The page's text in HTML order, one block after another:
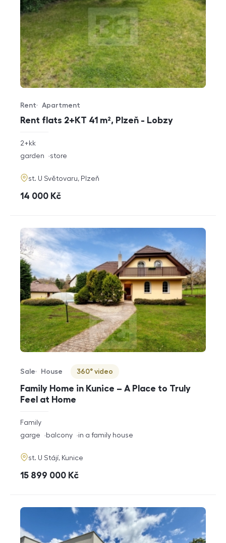
Rent flats 2+KT 41 m², Plzeň - Lobzy
Offer type
Rent
Property type
Apartment
rozměry
2+kk
funkce
garden store
adresa
st. U Světovaru, Plzeň
cena
14 000 Kč
Family Home in Kunice – A Place to Truly
Feel at Home
Offer type
Sale
Property type
House
Virtuální prohlídka
360° video
rozměry
disposition
Family
funkce
garge balcony in a family house
adresa
st. U Stájí, Kunice
cena
15 899 000 Kč